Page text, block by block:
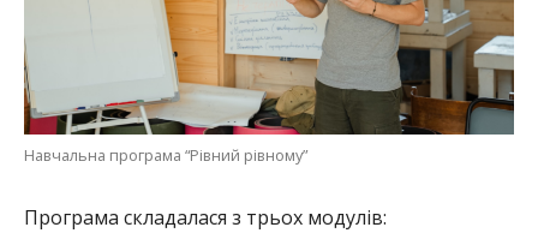
Навчальна програма “Рівний рівному”
Програма складалася з трьох модулів: